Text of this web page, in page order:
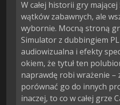
W całej historii gry
wątków zabawnych, ale
wybornie. Mocną stroną
Simulator z dubbingiem
audiowizualna i efekty
okiem, że tytuł ten
naprawdę robi wrażenie –
porównać go do innych
inaczej, to co w całej grze